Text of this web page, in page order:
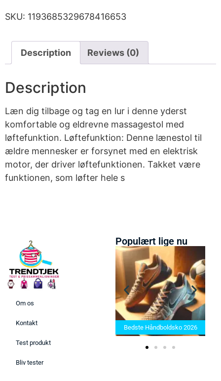
SKU: 1193685329678416653
Description Reviews (0)
Description
Læn dig tilbage og tag en lur i denne yderst
komfortable og eldrevne massagestol med
løftefunktion. Løftefunktion: Denne lænestol til
ældre mennesker er forsynet med en elektrisk
motor, der driver løftefunktionen. Takket være
funktionen, som løfter hele s
Om os
Kontakt
Test produkt
Bliv tester
Populært lige nu
Bedste Saunatæppe 2025 –
Find de bedste produkter her!
Bedste Håndboldsko 2026